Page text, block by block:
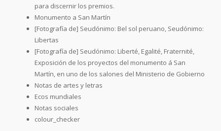
para discernir los premios.
Monumento a San Martín
[Fotografía de] Seudónimo: Bel sol peruano, Seudónimo:
Libertas
[Fotografía de] Seudónimo: Liberté, Egalité, Fraternité,
Exposición de los proyectos del monumento á San
Martín, en uno de los salones del Ministerio de Gobierno
Notas de artes y letras
Ecos mundiales
Notas sociales
colour_checker